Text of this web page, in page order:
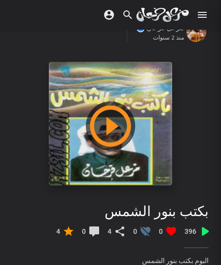
منذ 2 سنوات
بكتب بنور الشمس
396
0
0
4
0
4
البوم بكتب بنور الشمس